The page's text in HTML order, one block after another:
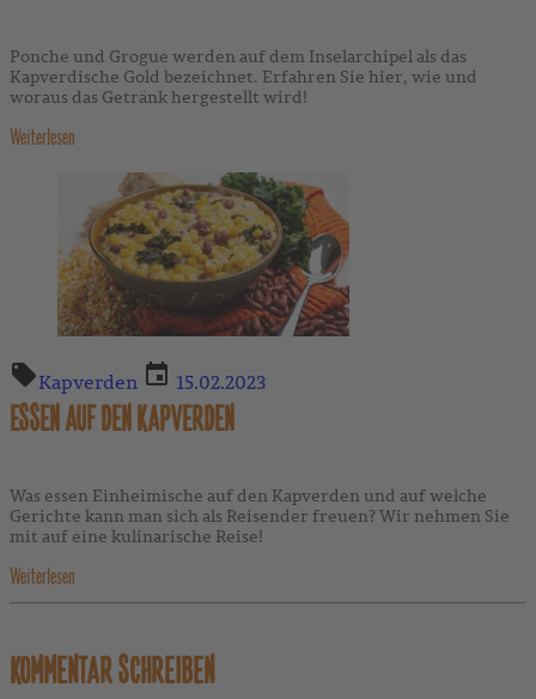
Ponche und Grogue werden auf dem Inselarchipel als das
Kapverdische Gold bezeichnet. Erfahren Sie hier, wie und
woraus das Getränk hergestellt wird!
Weiterlesen
Kapverden 15.02.2023
ESSEN AUF DEN KAPVERDEN
Was essen Einheimische auf den Kapverden und auf welche
Gerichte kann man sich als Reisender freuen? Wir nehmen Sie
mit auf eine kulinarische Reise!
Weiterlesen
KOMMENTAR SCHREIBEN